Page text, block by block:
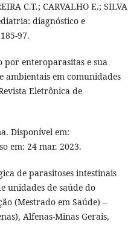
C.T.; CARVALHO E.; SILVA
diagnóstico e
97.
por enteroparasitas e sua
ambientais em comunidades
Eletrônica de
Disponível em:
em: 24 mar. 2023.
de parasitoses intestinais
unidades de saúde do
(Mestrado em Saúde) –
Alfenas-Minas Gerais,